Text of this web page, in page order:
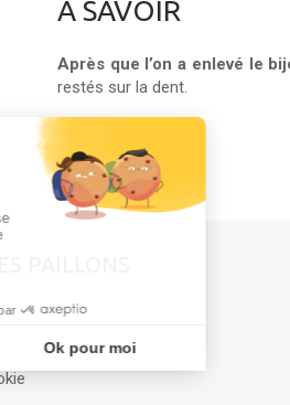
À SAVOIR
Après que l’on a enlevé le
restés sur la dent.
PAILLONS